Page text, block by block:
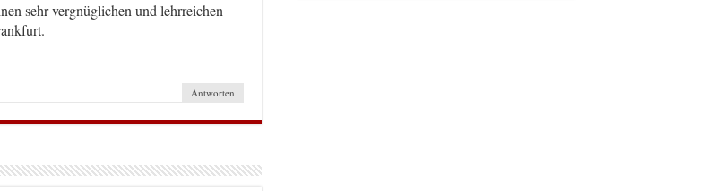
sehr vergnüglichen und lehrreichen
Antworten